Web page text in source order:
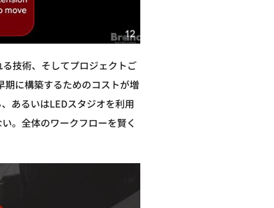
技術、そしてプロジェクトご
期に構築するためのコストが増
あるいはLEDスタジオを利用
。全体のワークフローを賢く